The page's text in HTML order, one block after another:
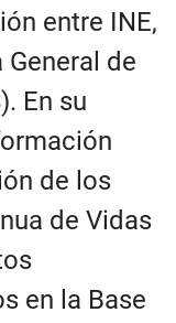
entre INE,
General de
En su
de los
de Vidas
en la Base